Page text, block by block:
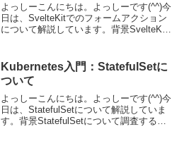
よっしーこんにちは。よっしーです(^^)今
日は、SvelteKitでのフォームアクション
について解説しています。背景SvelteKit
を備忘として記事に残しました。Sv...
Kubernetes入門：StatefulSetに
ついて
よっしーこんにちは。よっしーです(^^)今
日は、StatefulSetについて解説していま
す。背景StatefulSetについて調査する機